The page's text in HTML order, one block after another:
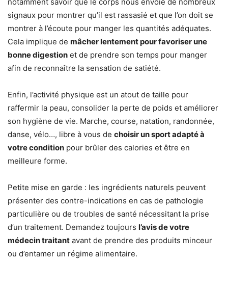
signaux pour montrer qu’il est rassasié et que l’on doit se
montrer à l’écoute pour manger les quantités adéquates.
Cela implique de mâcher lentement pour favoriser une
bonne digestion et de prendre son temps pour manger
afin de reconnaître la sensation de satiété.
Enfin, l’activité physique est un atout de taille pour
raffermir la peau, consolider la perte de poids et améliorer
son hygiène de vie. Marche, course, natation, randonnée,
danse, vélo…, libre à vous de choisir un sport adapté à
votre condition pour brûler des calories et être en
meilleure forme.
Petite mise en garde : les ingrédients naturels peuvent
présenter des contre-indications en cas de pathologie
particulière ou de troubles de santé nécessitant la prise
d’un traitement. Demandez toujours l’avis de votre
médecin traitant avant de prendre des produits minceur
ou d’entamer un régime alimentaire.